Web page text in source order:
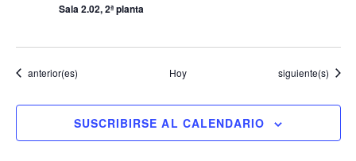
Sala 2.02, 2ª planta
Eventos
anterior(es) Hoy Eventos
siguiente(s)
SUSCRIBIRSE AL CALENDARIO